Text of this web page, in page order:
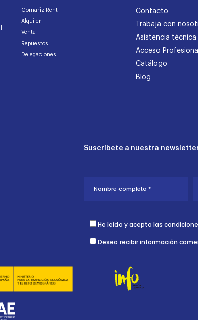
Gomariz Rent
Alquiler
Venta
Repuestos
Delegaciones
Contacto
Trabaja con
Asistencia técnica
Acceso
Catálogo
Blog
Suscríbete a nuestra
He leído y acepto las
Deseo recibir información